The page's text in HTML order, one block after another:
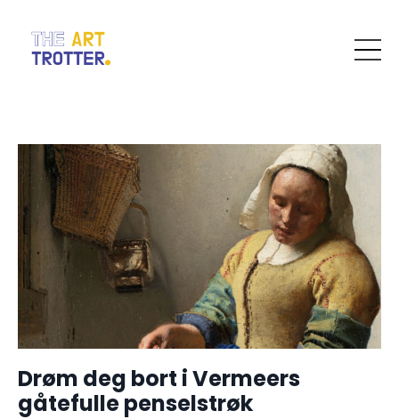
Drøm deg bort i Vermeers
gåtefulle penselstrøk